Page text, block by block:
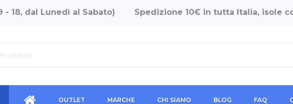
18, dal Lunedì al Sabato) Spedizione 10€ in tutta Italia, isole
OUTLET MARCHE CHI SIAMO BLOG FAQ